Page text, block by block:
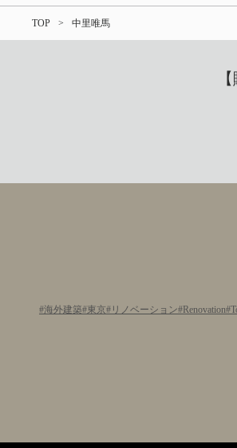
TOP 中里唯馬
海外建築 東京 リノベーション Renovation